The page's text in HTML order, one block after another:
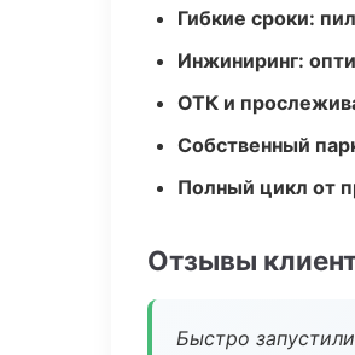
Гибкие сроки:
Инжиниринг:
ОТК и
Собственный
Полный цикл от
Отзывы
Быстро